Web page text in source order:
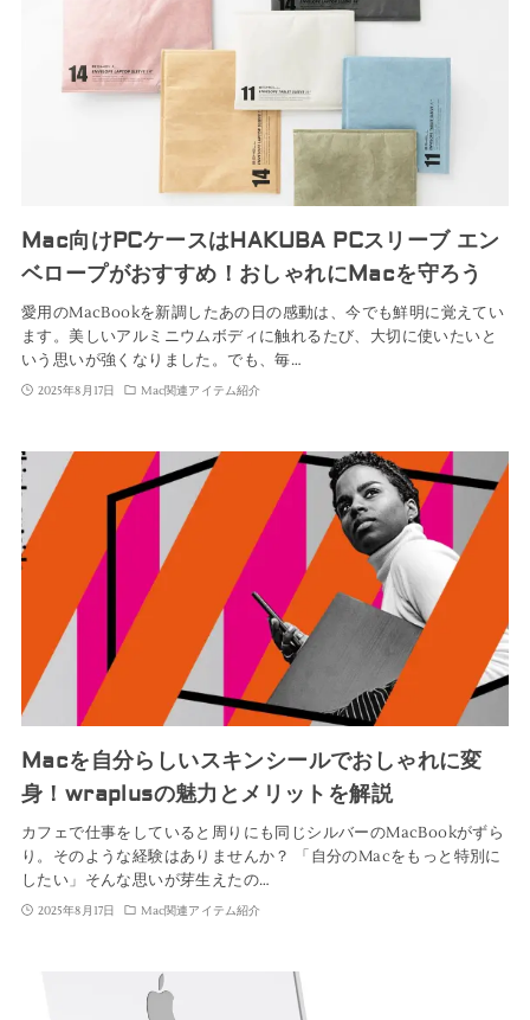
Mac向けPCケースはHAKUBA PCスリーブ エン
ベロープがおすすめ！おしゃれにMacを守ろう
愛用のMacBookを新調したあの日の感動は、今でも鮮明に覚えてい
ます。美しいアルミニウムボディに触れるたび、大切に使いたいと
いう思いが強くなりました。でも、毎…
2025年8月17日 Mac関連アイテム紹介
Macを自分らしいスキンシールでおしゃれに変
身！wraplusの魅力とメリットを解説
カフェで仕事をしていると周りにも同じシルバーのMacBookがずら
り。そのような経験はありませんか？ 「自分のMacをもっと特別に
したい」そんな思いが芽生えたの…
2025年8月17日 Mac関連アイテム紹介